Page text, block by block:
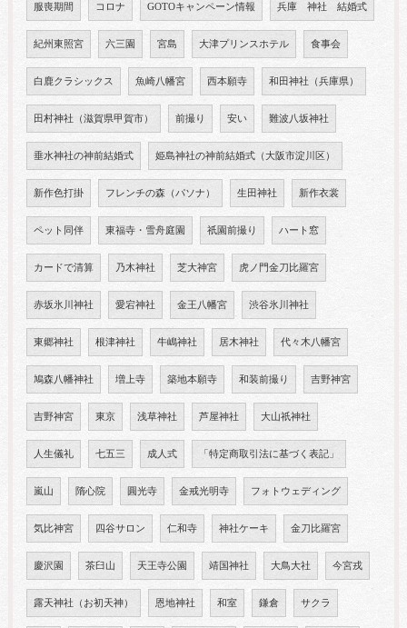
服喪期間 コロナ GOTOキャンペーン情報 兵庫 神社 結婚式
紀州東照宮 六三園 宮島 大津プリンスホテル 食事会
白鹿クラシックス 魚崎八幡宮 西本願寺 和田神社（兵庫県）
田村神社（滋賀県甲賀市） 前撮り 安い 難波八坂神社
垂水神社の神前結婚式 姫島神社の神前結婚式（大阪市淀川区）
新作色打掛 フレンチの森（パソナ） 生田神社 新作衣裳
ペット同伴 東福寺・雪舟庭園 祇園前撮り ハート窓
カードで清算 乃木神社 芝大神宮 虎ノ門金刀比羅宮
赤坂氷川神社 愛宕神社 金王八幡宮 渋谷氷川神社
東郷神社 根津神社 牛嶋神社 居木神社 代々木八幡宮
鳩森八幡神社 増上寺 築地本願寺 和装前撮り 吉野神宮
吉野神宮 東京 浅草神社 芦屋神社 大山祇神社
人生儀礼 七五三 成人式 「特定商取引法に基づく表記」
嵐山 隋心院 圓光寺 金戒光明寺 フォトウェディング
気比神宮 四谷サロン 仁和寺 神社ケーキ 金刀比羅宮
慶沢園 茶臼山 天王寺公園 靖国神社 大鳥大社 今宮戎
露天神社（お初天神） 恩地神社 和室 鎌倉 サクラ